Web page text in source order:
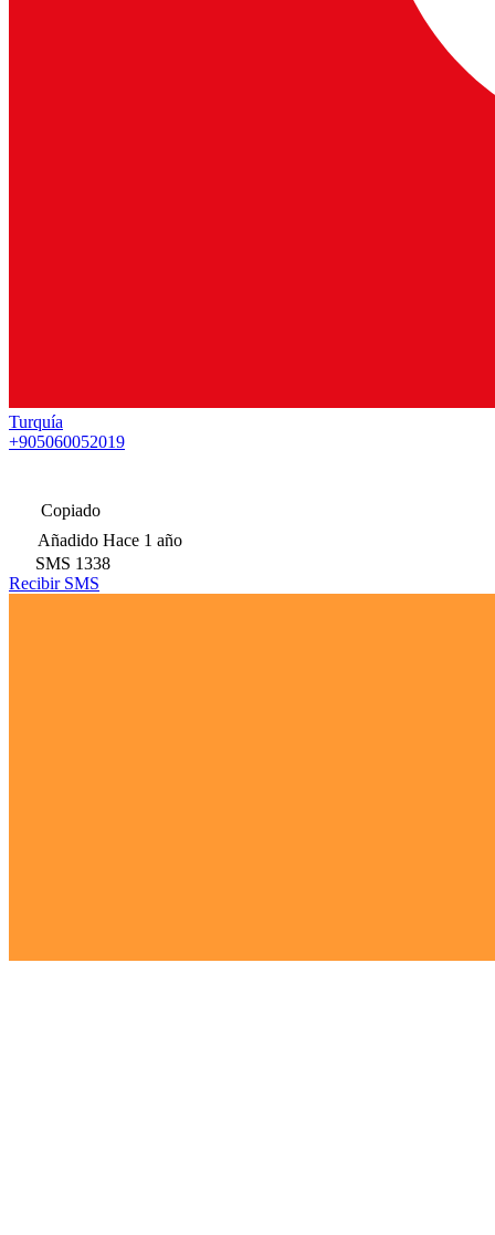
Turquía
+905060052019
Copiado
Añadido Hace 1 año
SMS 1338
Recibir SMS